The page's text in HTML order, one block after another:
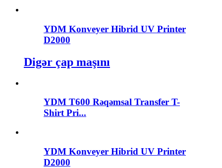
YDM Konveyer Hibrid UV Printer
D2000
Digər çap maşını
YDM T600 Rəqəmsal Transfer T-
Shirt Pri...
YDM Konveyer Hibrid UV Printer
D2000